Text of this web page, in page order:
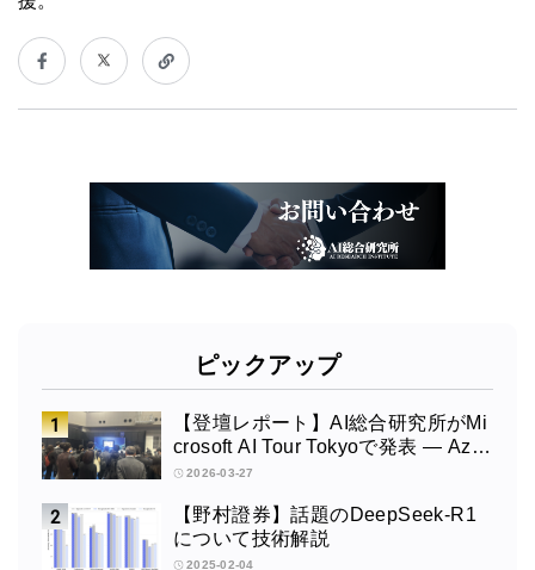
ピックアップ
【登壇レポート】AI総合研究所がMi
crosoft AI Tour Tokyoで発表 ― Azur
e OpenAI × Fabric × TeamsによるAI
2026-03-27
【野村證券】話題のDeepSeek-R1
について技術解説
2025-02-04